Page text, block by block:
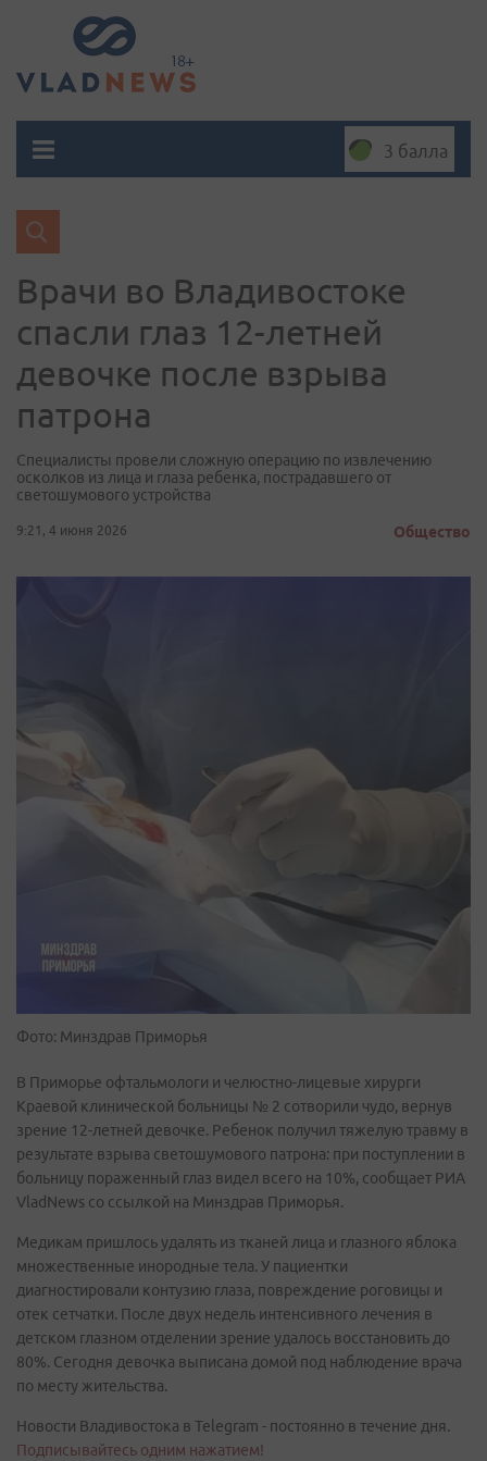
3 балла
Врачи во Владивостоке
спасли глаз 12-летней
девочке после взрыва
патрона
Специалисты провели сложную операцию по извлечению
осколков из лица и глаза ребенка, пострадавшего от
светошумового устройства
9:21, 4 июня 2026 Общество
Фото: Минздрав Приморья
В Приморье офтальмологи и челюстно-лицевые хирурги
Краевой клинической больницы № 2 сотворили чудо, вернув
зрение 12-летней девочке. Ребенок получил тяжелую травму в
результате взрыва светошумового патрона: при поступлении в
больницу пораженный глаз видел всего на 10%, сообщает РИА
VladNews со ссылкой на Минздрав Приморья.
Медикам пришлось удалять из тканей лица и глазного яблока
множественные инородные тела. У пациентки
диагностировали контузию глаза, повреждение роговицы и
отек сетчатки. После двух недель интенсивного лечения в
детском глазном отделении зрение удалось восстановить до
80%. Сегодня девочка выписана домой под наблюдение врача
по месту жительства.
Новости Владивостока в Telegram - постоянно в течение дня.
Подписывайтесь одним нажатием!